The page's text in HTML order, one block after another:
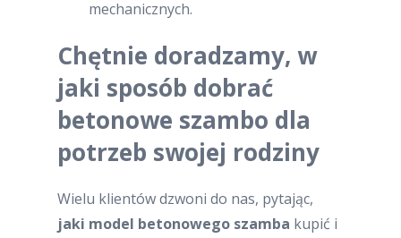
mechanicznych.
Chętnie doradzamy, w
jaki sposób dobrać
betonowe szambo dla
potrzeb swojej rodziny
Wielu klientów dzwoni do nas, pytając,
jaki model betonowego szamba kupić i